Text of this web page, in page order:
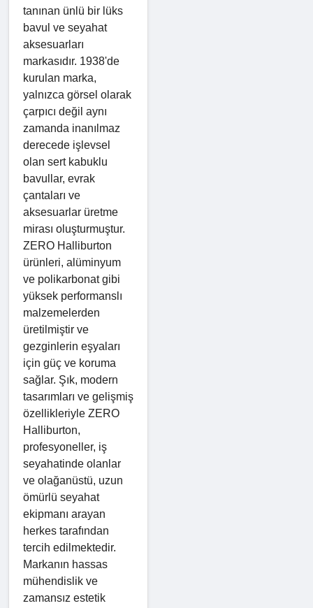
tanınan ünlü bir lüks
bavul ve seyahat
aksesuarları
markasıdır. 1938'de
kurulan marka,
yalnızca görsel olarak
çarpıcı değil aynı
zamanda inanılmaz
derecede işlevsel
olan sert kabuklu
bavullar, evrak
çantaları ve
aksesuarlar üretme
mirası oluşturmuştur.
ZERO Halliburton
ürünleri, alüminyum
ve polikarbonat gibi
yüksek performanslı
malzemelerden
üretilmiştir ve
gezginlerin eşyaları
için güç ve koruma
sağlar. Şık, modern
tasarımları ve gelişmiş
özellikleriyle ZERO
Halliburton,
profesyoneller, iş
seyahatinde olanlar
ve olağanüstü, uzun
ömürlü seyahat
ekipmanı arayan
herkes tarafından
tercih edilmektedir.
Markanın hassas
mühendislik ve
zamansız estetik